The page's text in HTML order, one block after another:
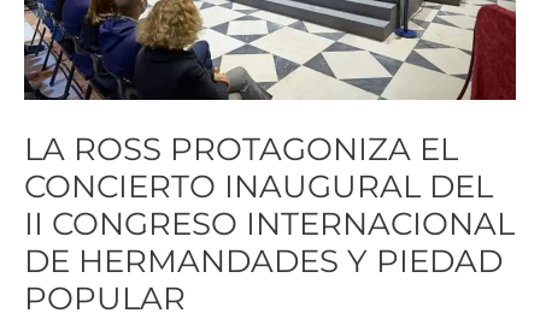
LA ROSS PROTAGONIZA EL
CONCIERTO INAUGURAL DEL
II CONGRESO INTERNACIONAL
DE HERMANDADES Y PIEDAD
POPULAR
II
CONGRESO
INTERNACIONAL
HERMANDADES
Y
PIEDAD
POPULAR